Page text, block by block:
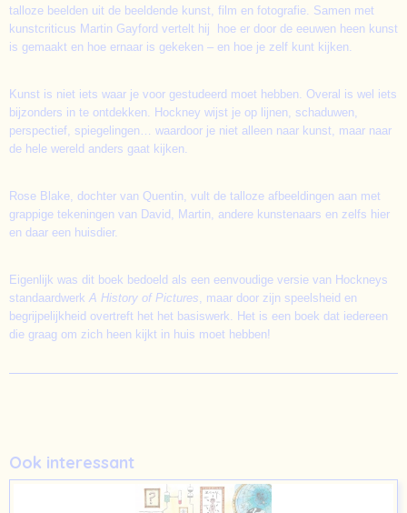
talloze beelden uit de beeldende kunst, film en fotografie. Samen met
kunstcriticus Martin Gayford vertelt hij hoe er door de eeuwen heen kunst
is gemaakt en hoe ernaar is gekeken – en hoe je zelf kunt kijken.
Kunst is niet iets waar je voor gestudeerd moet hebben. Overal is wel iets
bijzonders in te ontdekken. Hockney wijst je op lijnen, schaduwen,
perspectief, spiegelingen… waardoor je niet alleen naar kunst, maar naar
de hele wereld anders gaat kijken.
Rose Blake, dochter van Quentin, vult de talloze afbeeldingen aan met
grappige tekeningen van David, Martin, andere kunstenaars en zelfs hier
en daar een huisdier.
Eigenlijk was dit boek bedoeld als een eenvoudige versie van Hockneys
standaardwerk A History of Pictures, maar door zijn speelsheid en
begrijpelijkheid overtreft het het basiswerk. Het is een boek dat iedereen
die graag om zich heen kijkt in huis moet hebben!
Ook interessant